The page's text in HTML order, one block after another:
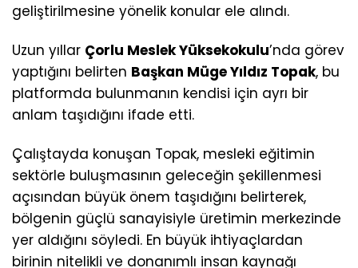
geliştirilmesine yönelik konular ele alındı.
Uzun yıllar Çorlu Meslek Yüksekokulu’nda görev
yaptığını belirten Başkan Müge Yıldız Topak, bu
platformda bulunmanın kendisi için ayrı bir
anlam taşıdığını ifade etti.
Çalıştayda konuşan Topak, mesleki eğitimin
sektörle buluşmasının geleceğin şekillenmesi
açısından büyük önem taşıdığını belirterek,
bölgenin güçlü sanayisiyle üretimin merkezinde
yer aldığını söyledi. En büyük ihtiyaçlardan
birinin nitelikli ve donanımlı insan kaynağı